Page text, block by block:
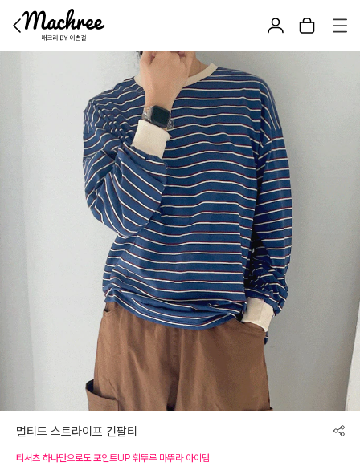
멀티드 스트라이프 긴팔티
티셔츠 하나만으로도 포인트UP 휘뚜루 마뚜라 아이템